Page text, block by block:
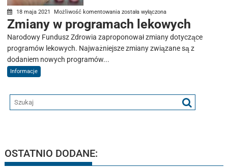
18 maja 2021 Możliwość komentowaniaZmiany
w
lekowych
została wyłączona
Zmiany w programach lekowych
Narodowy Fundusz Zdrowia zaproponował zmiany dotyczące
programów lekowych. Najważniejsze zmiany związane są z
dodaniem nowych programów...
Informacje
OSTATNIO DODANE: